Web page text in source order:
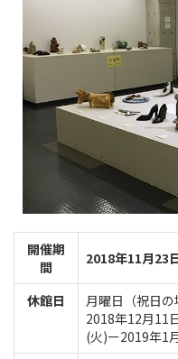
開催期
間
2018年11月23
休館日
月曜日（祝日の
2018年12月11
(火)ー2019年1